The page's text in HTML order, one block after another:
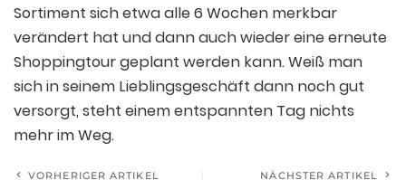
Sortiment sich etwa alle 6 Wochen merkbar
verändert hat und dann auch wieder eine erneute
Shoppingtour geplant werden kann. Weiß man
sich in seinem Lieblingsgeschäft dann noch gut
versorgt, steht einem entspannten Tag nichts
mehr im Weg.
VORHERIGER ARTIKEL NÄCHSTER ARTIKEL